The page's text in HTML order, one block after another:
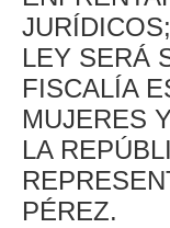
LEY SERÁ
FISCALÍA
MUJERES
LA
PÉREZ.